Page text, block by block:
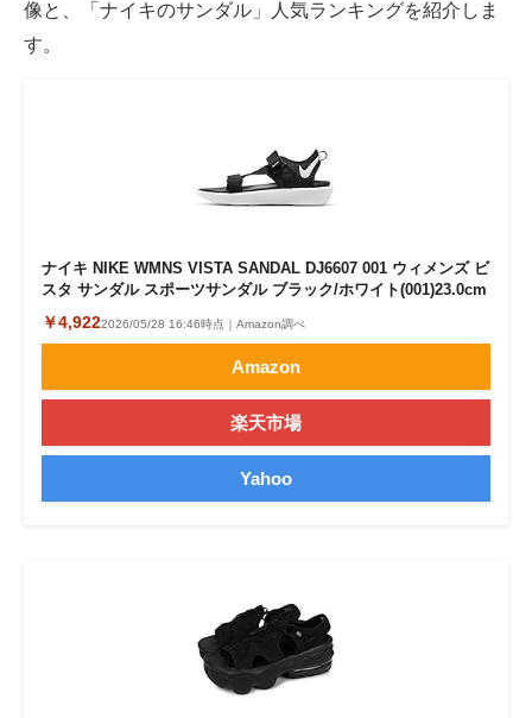
像と、「ナイキのサンダル」人気ランキングを紹介しま
す。
ナイキ NIKE WMNS VISTA SANDAL DJ6607 001 ウィメンズ ビ
スタ サンダル スポーツサンダル ブラック/ホワイト(001)23.0cm
￥4,9222026/05/28 16:46時点｜Amazon調べ
Amazon
楽天市場
Yahoo